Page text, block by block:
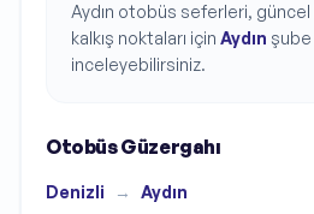
Aydın otobüs seferleri, güncel
kalkış noktaları için Aydın şube
inceleyebilirsiniz.
Otobüs Güzergahı
Denizli → Aydın